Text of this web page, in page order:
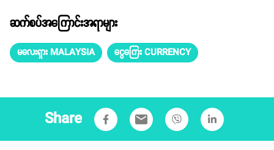
ဆက်စပ်အကြောင်းအရာများ
မလေးရှား MALAYSIA ငွေကြေး CURRENCY
Share email